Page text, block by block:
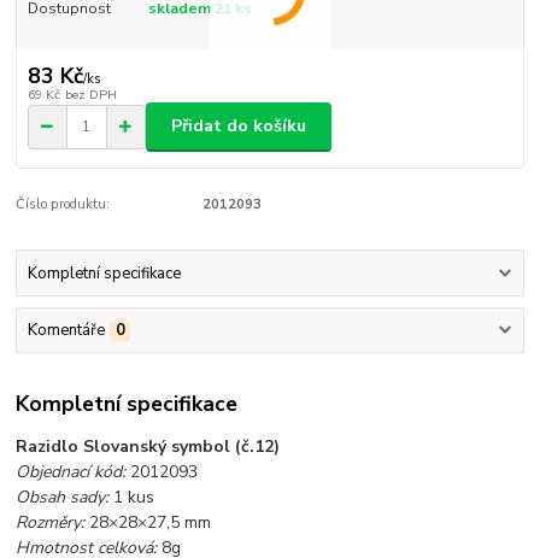
Dostupnost skladem 21 ks
83 Kč/ks
69 Kč bez DPH
Přidat do košíku
Číslo produktu: 2012093
Kompletní specifikace
Komentáře 0
Kompletní specifikace
Razidlo Slovanský symbol (č.12)
Objednací kód: 2012093
Obsah sady: 1 kus
Rozměry: 28×28×27,5 mm
Hmotnost celková: 8g